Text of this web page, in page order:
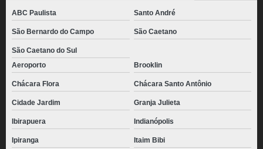
ABC Paulista Santo André
São Bernardo do Campo São Caetano
São Caetano do Sul
Aeroporto
Brooklin
Chácara Flora Chácara Santo Antônio
Cidade Jardim Granja Julieta
Ibirapuera Indianópolis
Ipiranga Itaim Bibi